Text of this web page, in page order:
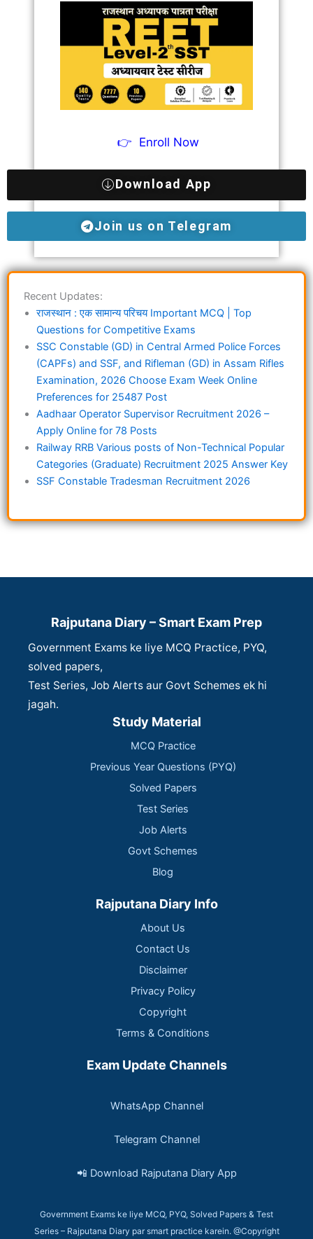
👉 Enroll Now
Download App
Join us on Telegram
Recent Updates:
राजस्थान : एक सामान्य परिचय Important MCQ | Top
Questions for Competitive Exams
SSC Constable (GD) in Central Armed Police Forces
(CAPFs) and SSF, and Rifleman (GD) in Assam Rifles
Examination, 2026 Choose Exam Week Online
Preferences for 25487 Post
Aadhaar Operator Supervisor Recruitment 2026 –
Apply Online for 78 Posts
Railway RRB Various posts of Non-Technical Popular
Categories (Graduate) Recruitment 2025 Answer Key
SSF Constable Tradesman Recruitment 2026
Rajputana Diary – Smart Exam Prep
Government Exams ke liye MCQ Practice, PYQ,
solved papers,
Test Series, Job Alerts aur Govt Schemes ek hi
jagah.
Study Material
MCQ Practice
Previous Year Questions (PYQ)
Solved Papers
Test Series
Job Alerts
Govt Schemes
Blog
Rajputana Diary Info
About Us
Contact Us
Disclaimer
Privacy Policy
Copyright
Terms & Conditions
Exam Update Channels
WhatsApp Channel
Telegram Channel
📲 Download Rajputana Diary App
Government Exams ke liye MCQ, PYQ, Solved Papers & Test
Series – Rajputana Diary par smart practice karein. @Copyright